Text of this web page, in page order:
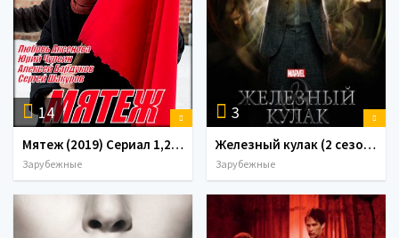
14
Мятеж (2019) Сериал 1,2,3,4,5,6,7,8 серия
Зарубежные
3
Железный кулак (2 сезон) (2018)
Зарубежные